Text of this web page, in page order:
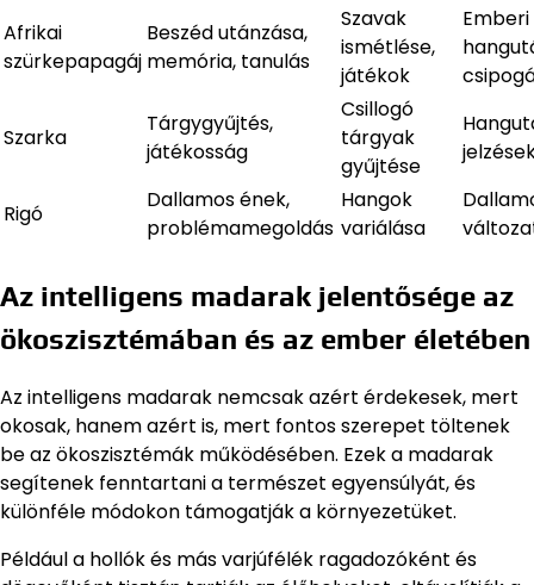
Afrikai
szürkepapagáj
Beszéd utánzása,
memória, tanulás
Szavak
ismétlése,
játékok
Emberi
Szarka
Tárgygyűjtés,
játékosság
Csillogó
tárgyak
gyűjtése
Rigó
Dallamos ének,
problémamegoldás
Hangok
variálása
Az intelligens madarak jelentősége az
ökoszisztémában és az ember életében
Az intelligens madarak nemcsak azért érdekesek, mert
okosak, hanem azért is, mert fontos szerepet töltenek
be az ökoszisztémák működésében. Ezek a madarak
segítenek fenntartani a természet egyensúlyát, és
különféle módokon támogatják a környezetüket.
Például a hollók és más varjúfélék ragadozóként és